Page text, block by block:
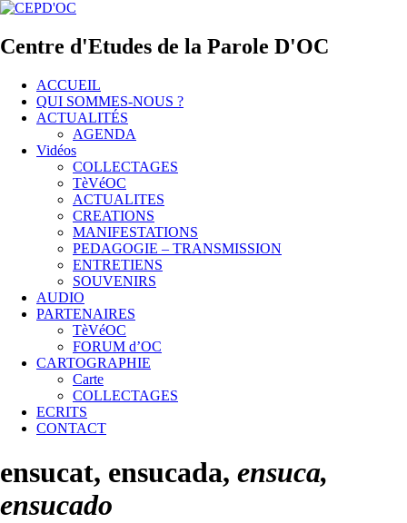
Centre d'Etudes de la Parole D'OC
ACCUEIL
QUI SOMMES-NOUS ?
ACTUALITÉS
AGENDA
Vidéos
COLLECTAGES
TèVéOC
ACTUALITES
CREATIONS
MANIFESTATIONS
PEDAGOGIE – TRANSMISSION
ENTRETIENS
SOUVENIRS
AUDIO
PARTENAIRES
TèVéOC
FORUM d’OC
CARTOGRAPHIE
Carte
COLLECTAGES
ECRITS
CONTACT
ensucat, ensucada, ensuca,
ensucado